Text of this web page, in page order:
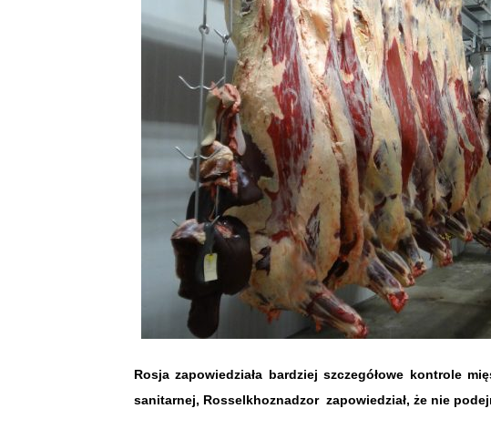
Rosja zapowiedziała bardziej szczegółowe kontrole
sanitarnej, Rosselkhoznadzor zapowiedział, że nie